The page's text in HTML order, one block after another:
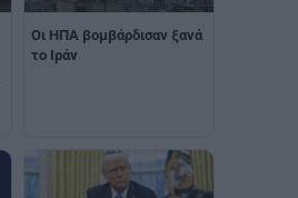
Οι ΗΠΑ βομβάρδισαν ξανά
το Ιράν